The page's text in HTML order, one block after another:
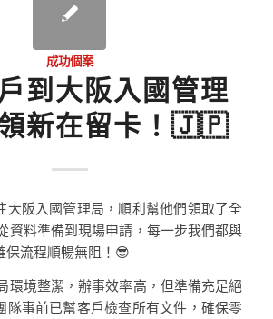
成功個案
到大阪入國管理
新在留卡！🇯🇵
大阪入國管理局，順利幫他們領取了全
資料準備到現場申請，每一步我們都與
保流程順暢無阻！😎
環境整潔，辦事效率高，但準備充足絕
隊事前已幫客戶檢查所有文件，確保零